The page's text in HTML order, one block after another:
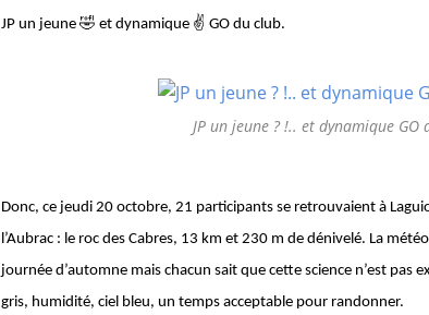
JP un jeune 🤣 et dynamique ✌ GO du club.
JP un jeune ? !.. et dynamique GO
Donc, ce jeudi 20 octobre, 21 participants se retrouvaient à
l’Aubrac : le roc des Cabres, 13 km et 230 m de dénivelé. La
journée d’automne mais chacun sait que cette science n’est pas
gris, humidité, ciel bleu, un temps acceptable pour randonner.